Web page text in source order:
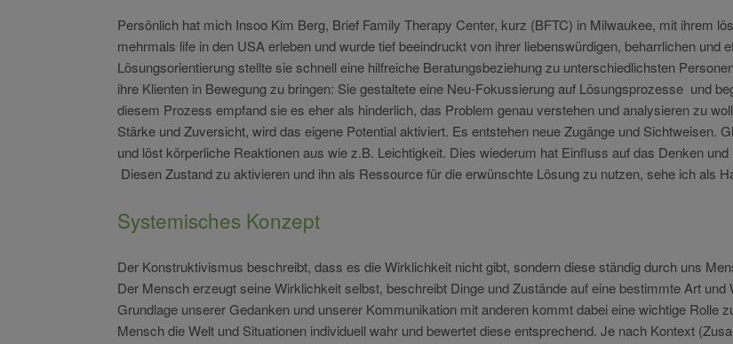
Persönlich hat mich Insoo Kim Berg, Brief Family Therapy Center, kurz (BFTC) in Milwaukee, mit ihrem
mehrmals life in den USA erleben und wurde tief beeindruckt von ihrer liebenswürdigen, beharrlichen und
Lösungsorientierung stellte sie schnell eine hilfreiche Beratungsbeziehung zu unterschiedlichsten
ihre Klienten in Bewegung zu bringen: Sie gestaltete eine Neu-Fokussierung auf Lösungsprozesse und
diesem Prozess empfand sie es eher als hinderlich, das Problem genau verstehen und analysieren zu
Stärke und Zuversicht, wird das eigene Potential aktiviert. Es entstehen neue Zugänge und Sichtweisen.
und löst körperliche Reaktionen aus wie z.B. Leichtigkeit. Dies wiederum hat Einfluss auf das Denken
Diesen Zustand zu aktivieren und ihn als Ressource für die erwünschte Lösung zu nutzen, sehe ich als
Systemisches Konzept
Der Konstruktivismus beschreibt, dass es die Wirklichkeit nicht gibt, sondern diese ständig durch uns
Der Mensch erzeugt seine Wirklichkeit selbst, beschreibt Dinge und Zustände auf eine bestimmte Art
Grundlage unserer Gedanken und unserer Kommunikation mit anderen kommt dabei eine wichtige Rolle
Mensch die Welt und Situationen individuell wahr und bewertet diese entsprechend. Je nach Kontext